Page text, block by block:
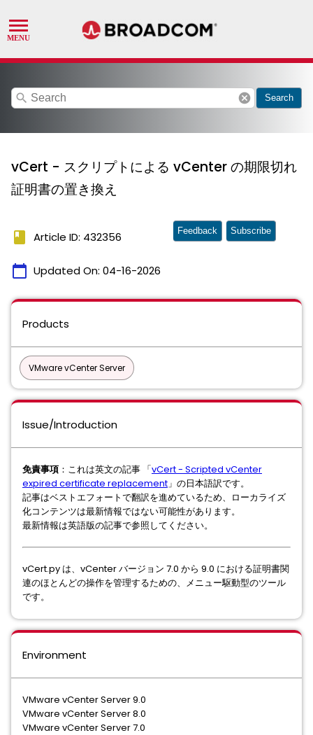
search cancel Search
vCert - スクリプトによる vCenter の期限切れ
証明書の置き換え
book Article ID: 432356
calendar_today Updated On: 04-16-2026
Feedback Subscribe
Products
VMware vCenter Server
Issue/Introduction
免責事項 ：これは英文の記事 「vCert - Scripted vCenter
expired certificate replacement」の日本語訳です。
記事はベストエフォートで翻訳を進めているため、ローカライズ
化コンテンツは最新情報ではない可能性があります。
最新情報は英語版の記事で参照してください。
vCert.py は、vCenter バージョン 7.0 から 9.0 における証明書関
連のほとんどの操作を管理するための、メニュー駆動型のツール
です。
Environment
VMware vCenter Server 9.0
VMware vCenter Server 8.0
VMware vCenter Server 7.0